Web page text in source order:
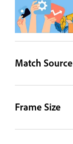
Match Source
Frame Size